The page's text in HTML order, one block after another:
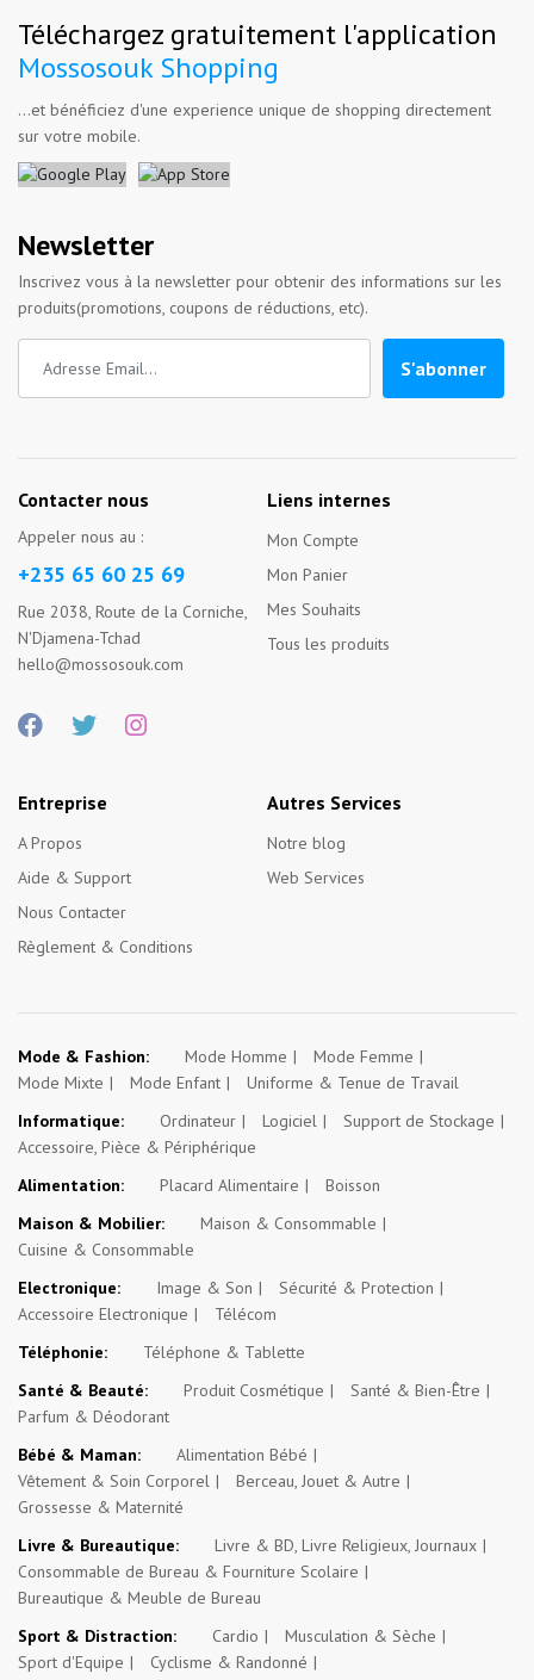
Téléchargez gratuitement l'application
Mossosouk Shopping
...et bénéficiez d'une experience unique de shopping directement
sur votre mobile.
Newsletter
Inscrivez vous à la newsletter pour obtenir des informations sur les
produits(promotions, coupons de réductions, etc).
S'abonner
Contacter nous
Appeler nous au :
+235 65 60 25 69
Rue 2038, Route de la Corniche,
N'Djamena-Tchad
hello@mossosouk.com
Liens internes
Mon Compte
Mon Panier
Mes Souhaits
Tous les produits
Entreprise
A Propos
Aide & Support
Nous Contacter
Règlement & Conditions
Autres Services
Notre blog
Web Services
Mode & Fashion: Mode Homme
Mode Femme
Mode Mixte
Mode Enfant
Uniforme & Tenue de Travail
Informatique:
Ordinateur Logiciel
Support de Stockage
Accessoire, Pièce & Périphérique
Alimentation:
Placard Alimentaire
Boisson
Maison & Mobilier:
Maison & Consommable
Cuisine & Consommable
Electronique:
Image & Son
Sécurité & Protection
Accessoire Electronique
Télécom
Téléphonie:
Téléphone & Tablette
Santé & Beauté:
Produit Cosmétique
Santé & Bien-Être
Parfum & Déodorant
Bébé & Maman:
Alimentation Bébé
Vêtement & Soin Corporel
Berceau, Jouet & Autre
Grossesse & Maternité
Livre & Bureautique:
Livre & BD, Livre Religieux, Journaux
Consommable de Bureau & Fourniture Scolaire
Bureautique & Meuble de Bureau
Sport & Distraction:
Cardio
Musculation & Sèche
Sport d'Equipe
Cyclisme & Randonné